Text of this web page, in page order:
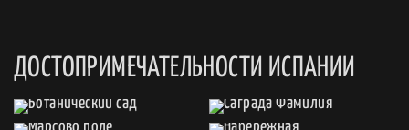
ДОСТОПРИМЕЧАТЕЛЬНОСТИ ИСПАНИИ